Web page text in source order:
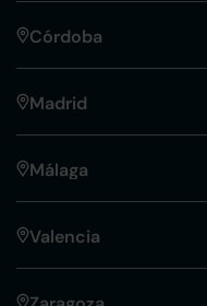
Córdoba
Madrid
Málaga
Valencia